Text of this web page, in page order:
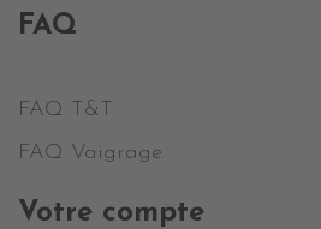
FAQ
FAQ T&T
FAQ Vaigrage
Votre compte